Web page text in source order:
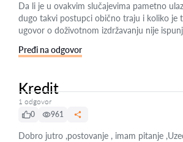
Da li je u ovakvim slučajevima pametno
dugo takvi postupci obično traju i koliko je
ugovor o doživotnom izdržavanju nije
Pređi na odgovor
Kredit
1 odgovor
0
961
Dobro jutro ,postovanje , imam pitanje